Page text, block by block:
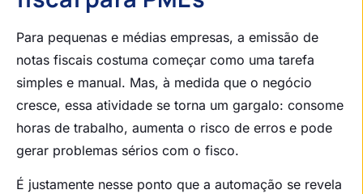
Para pequenas e médias empresas, a emissão de
notas fiscais costuma começar como uma tarefa
simples e manual. Mas, à medida que o negócio
cresce, essa atividade se torna um gargalo: consome
horas de trabalho, aumenta o risco de erros e pode
gerar problemas sérios com o fisco.
É justamente nesse ponto que a automação se revela